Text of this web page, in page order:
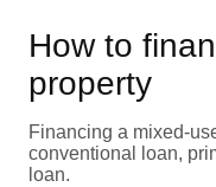
How to
property
Financing a mixed-
conventional loan,
loan.